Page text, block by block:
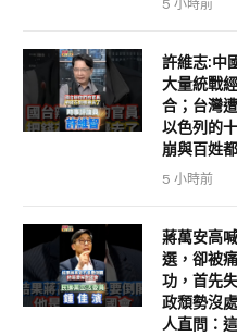
5 小時前
許維志:中
大量統戰
合；台灣
以色列的
崩與百姓
5 小時前
蔣萬安高
選，卻被
功，首先
政頹勢沒
人直問：